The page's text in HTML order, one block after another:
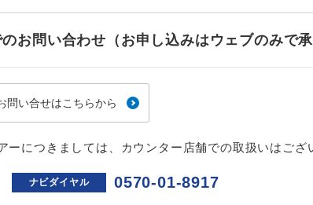
お問い合わせ（お申し込みはウェブのみで承
問い合せはこちらから
ーにつきましては、カウンター店舗での取扱いはござ
ナビダイヤル 0570-01-8917
ホテル指定 ご紹介するホテル
おひとり様バス2席利用 おひとり様でバス